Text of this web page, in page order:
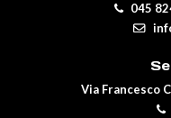
045
Via Francesco